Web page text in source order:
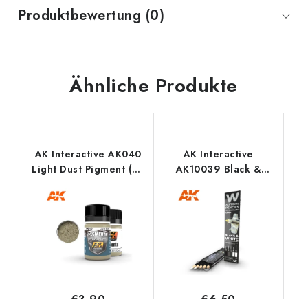
Produktbewertung (0)
Ähnliche Produkte
AK Interactive AK040
Light Dust Pigment (35
AK Interactive
AK10039 Black &
Effects Set -
Weathering Pencils (5
Stk.)